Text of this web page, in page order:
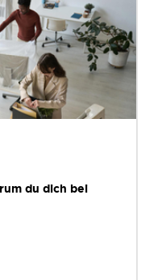
du dich bei